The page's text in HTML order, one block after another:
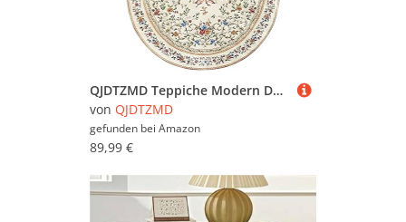
QJDTZMD Teppiche Modern Designer Vintage beige Muster mit Blumen für Wohnzimmer Schlafzimmer Nachttisch Sofa Garderobe Stuhlmatte Kinderzimmer rutschfest 140 x 200 cm
von QJDTZMD
gefunden bei Amazon
89,99 €